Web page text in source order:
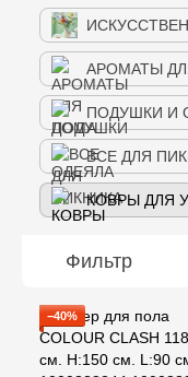
АРОМАТЫ
ПОДУШКИ И
ВСЕ ДЛЯ
КОВРЫ ДЛЯ
Фильтр
−40%